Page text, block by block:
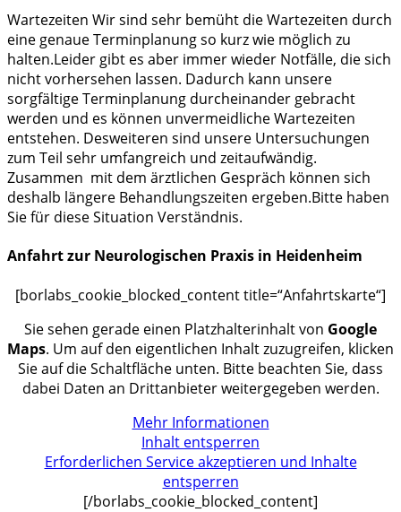
Wartezeiten Wir sind sehr bemüht die Wartezeiten durch
eine genaue Terminplanung so kurz wie möglich zu
halten.Leider gibt es aber immer wieder Notfälle, die sich
nicht vorhersehen lassen. Dadurch kann unsere
sorgfältige Terminplanung durcheinander gebracht
werden und es können unvermeidliche Wartezeiten
entstehen. Desweiteren sind unsere Untersuchungen
zum Teil sehr umfangreich und zeitaufwändig.
Zusammen mit dem ärztlichen Gespräch können sich
deshalb längere Behandlungszeiten ergeben.Bitte haben
Sie für diese Situation Verständnis.
Anfahrt zur Neurologischen Praxis in Heidenheim
[borlabs_cookie_blocked_content title=“Anfahrtskarte“]
Sie sehen gerade einen Platzhalterinhalt von Google
Maps. Um auf den eigentlichen Inhalt zuzugreifen, klicken
Sie auf die Schaltfläche unten. Bitte beachten Sie, dass
dabei Daten an Drittanbieter weitergegeben werden.
Mehr Informationen
Inhalt entsperren
Erforderlichen Service akzeptieren und Inhalte
entsperren
[/borlabs_cookie_blocked_content]